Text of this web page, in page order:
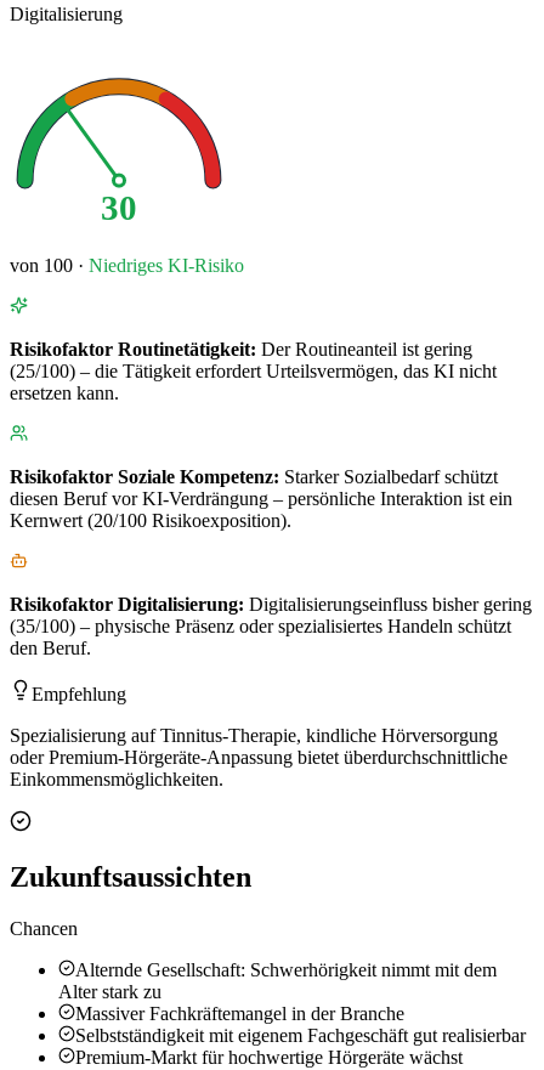
Digitalisierung
30
von 100 · Niedriges KI-Risiko
Risikofaktor Routinetätigkeit: Der Routineanteil ist gering
(25/100) – die Tätigkeit erfordert Urteilsvermögen, das KI nicht
ersetzen kann.
Risikofaktor Soziale Kompetenz: Starker Sozialbedarf schützt
diesen Beruf vor KI-Verdrängung – persönliche Interaktion ist ein
Kernwert (20/100 Risikoexposition).
Risikofaktor Digitalisierung: Digitalisierungseinfluss bisher gering
(35/100) – physische Präsenz oder spezialisiertes Handeln schützt
den Beruf.
Empfehlung
Spezialisierung auf Tinnitus-Therapie, kindliche Hörversorgung
oder Premium-Hörgeräte-Anpassung bietet überdurchschnittliche
Einkommensmöglichkeiten.
Zukunftsaussichten
Chancen
Alternde Gesellschaft: Schwerhörigkeit nimmt mit dem
Alter stark zu
Massiver Fachkräftemangel in der Branche
Selbstständigkeit mit eigenem Fachgeschäft gut realisierbar
Premium-Markt für hochwertige Hörgeräte wächst